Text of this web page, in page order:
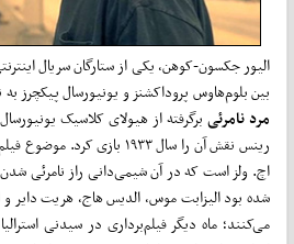
الیور جکسون-کوهن، یکی از ستارگان سریال
بین بلوم‌­هاوس پروداکشنز و یونیورسال پیکچرز به
مرد نامرئیبرگرفته از هیولای کلاسیک
رینس نقش آن را سال ۱۹۳۳ بازی
اچ. ولز است که در آن شیمی‌دانی راز نامرئی شدن
شده بود الیزابت موس، الدیس هاج، هریت دایر و
می‌­کنند؛ ماه دیگر فیلم‌­برداری در سیدنی